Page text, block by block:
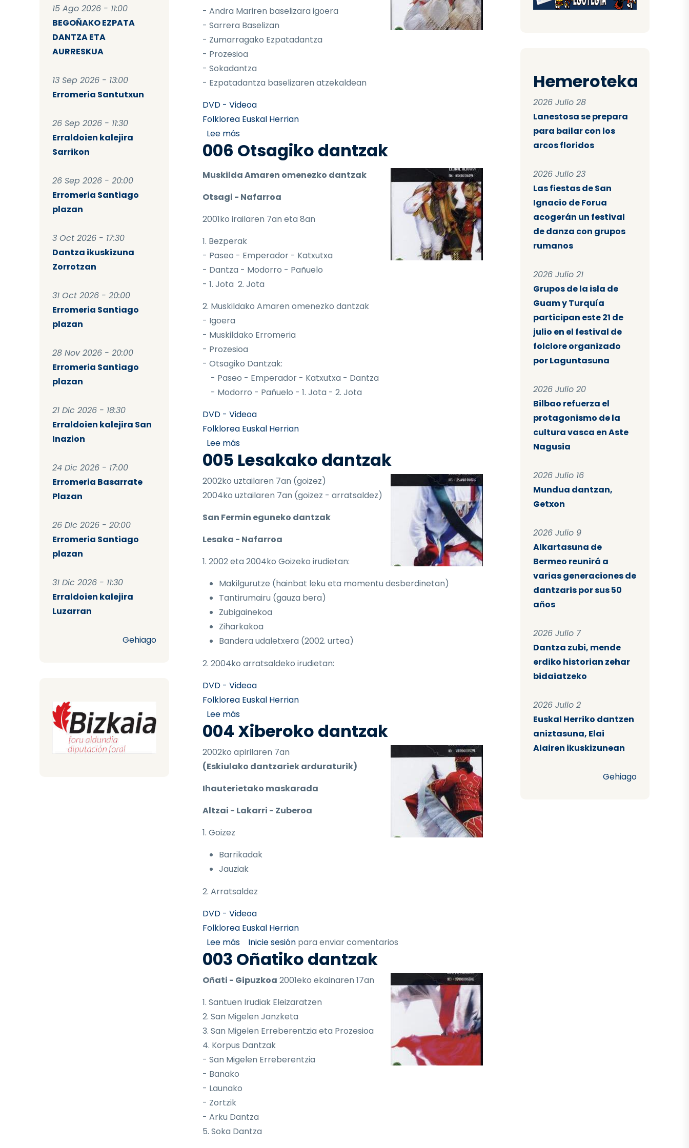
15 Ago 2026 - 11:00
BEGOÑAKO EZPATA
DANTZA ETA
AURRESKUA
13 Sep 2026 - 13:00
Erromeria Santutxun
26 Sep 2026 - 11:30
Erraldoien kalejira
Sarrikon
26 Sep 2026 - 20:00
Erromeria Santiago
plazan
3 Oct 2026 - 17:30
Dantza ikuskizuna
Zorrotzan
31 Oct 2026 - 20:00
Erromeria Santiago
plazan
28 Nov 2026 - 20:00
Erromeria Santiago
plazan
21 Dic 2026 - 18:30
Erraldoien kalejira San
Inazion
24 Dic 2026 - 17:00
Erromeria Basarrate
Plazan
26 Dic 2026 - 20:00
Erromeria Santiago
plazan
31 Dic 2026 - 11:30
Erraldoien kalejira
Luzarran
Gehiago
- Andra Mariren baselizara igoera
- Sarrera Baselizan
- Zumarragako Ezpatadantza
- Prozesioa
- Sokadantza
- Ezpatadantza baselizaren atzekaldean
DVD - Videoa
Folklorea Euskal Herrian
Lee mássobre Zumarragako dantzak
006 Otsagiko dantzak
Muskilda Amaren omenezko dantzak
Otsagi - Nafarroa
2001ko irailaren 7an eta 8an
1. Bezperak
- Paseo - Emperador - Katxutxa
- Dantza - Modorro - Pañuelo
- 1. Jota 2. Jota
2. Muskildako Amaren omenezko dantzak
- Igoera
- Muskildako Erromeria
- Prozesioa
- Otsagiko Dantzak:
- Paseo - Emperador - Katxutxa - Dantza
- Modorro - Pañuelo - 1. Jota - 2. Jota
DVD - Videoa
Folklorea Euskal Herrian
Lee mássobre 006 Otsagiko dantzak
005 Lesakako dantzak
2002ko uztailaren 7an (goizez)
2004ko uztailaren 7an (goizez - arratsaldez)
San Fermin eguneko dantzak
Lesaka - Nafarroa
1. 2002 eta 2004ko Goizeko irudietan:
Makilgurutze (hainbat leku eta momentu desberdinetan)
Tantirumairu (gauza bera)
Zubigainekoa
Ziharkakoa
Bandera udaletxera (2002. urtea)
2. 2004ko arratsaldeko irudietan:
DVD - Videoa
Folklorea Euskal Herrian
Lee mássobre 005 Lesakako dantzak
004 Xiberoko dantzak
2002ko apirilaren 7an
(Eskiulako dantzariek arduraturik)
Ihauterietako maskarada
Altzai - Lakarri - Zuberoa
1. Goizez
Barrikadak
Jauziak
2. Arratsaldez
DVD - Videoa
Folklorea Euskal Herrian
Lee mássobre 004 Xiberoko dantzak
Inicie sesiónpara enviar comentarios
003 Oñatiko dantzak
Oñati - Gipuzkoa 2001eko ekainaren 17an
1. Santuen Irudiak Eleizaratzen
2. San Migelen Janzketa
3. San Migelen Erreberentzia eta Prozesioa
4. Korpus Dantzak
- San Migelen Erreberentzia
- Banako
- Launako
- Zortzik
- Arku Dantza
5. Soka Dantza
Hemeroteka
2026 Julio 28
Lanestosa se prepara
para bailar con los
arcos floridos
2026 Julio 23
Las fiestas de San
Ignacio de Forua
acogerán un festival
de danza con grupos
rumanos
2026 Julio 21
Grupos de la isla de
Guam y Turquía
participan este 21 de
julio en el festival de
folclore organizado
por Laguntasuna
2026 Julio 20
Bilbao refuerza el
protagonismo de la
cultura vasca en Aste
Nagusia
2026 Julio 16
Mundua dantzan,
Getxon
2026 Julio 9
Alkartasuna de
Bermeo reunirá a
varias generaciones de
dantzaris por sus 50
años
2026 Julio 7
Dantza zubi, mende
erdiko historian zehar
bidaiatzeko
2026 Julio 2
Euskal Herriko dantzen
aniztasuna, Elai
Alairen ikuskizunean
Gehiago